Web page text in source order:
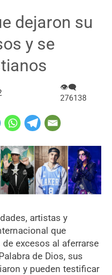
dejaron su
y se
👁‍🗨
276138
artistas y
que
excesos al aferrarse
de Dios, sus
y pueden testificar